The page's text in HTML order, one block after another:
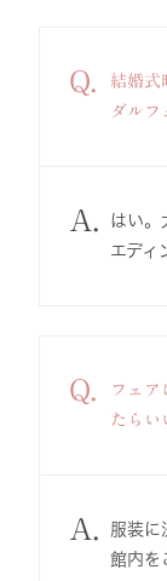
Q.
結婚式
ダルフ
A.
はい。
エディ
Q.
フェア
たらい
A.
服装に
館内を